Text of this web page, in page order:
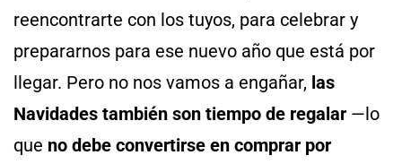
reencontrarte con los tuyos, para celebrar y
prepararnos para ese nuevo año que está por
llegar. Pero no nos vamos a engañar, las
Navidades también son tiempo de regalar —lo
que no debe convertirse en comprar por